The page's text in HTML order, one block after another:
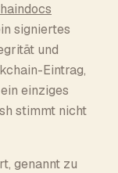
signiertes
und
Eintrag,
einziges
stimmt nicht
genannt zu